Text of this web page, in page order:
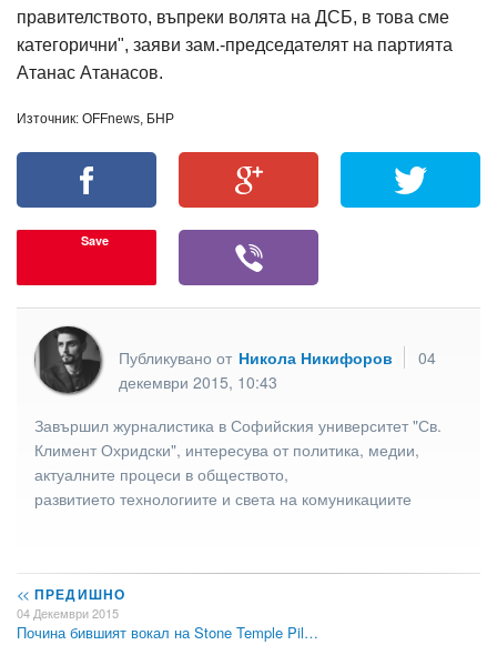
правителството, въпреки волята на ДСБ, в това сме
категорични", заяви зам.-председателят на партията
Атанас Атанасов.
Източник: OFFnews, БНР
Save
Публикувано от Никола Никифоров
04
декември 2015, 10:43
Завършил журналистика в Софийския университет "Св.
Климент Охридски", интересува от политика, медии,
актуалните процеси в обществото,
развитието технологиите и света на комуникациите
<< ПРЕДИШНО
04 Декември 2015
Почина бившият вокал на Stone Temple Pil…